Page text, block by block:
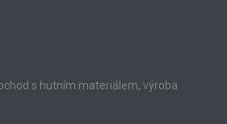
s hutním materiálem, výroba